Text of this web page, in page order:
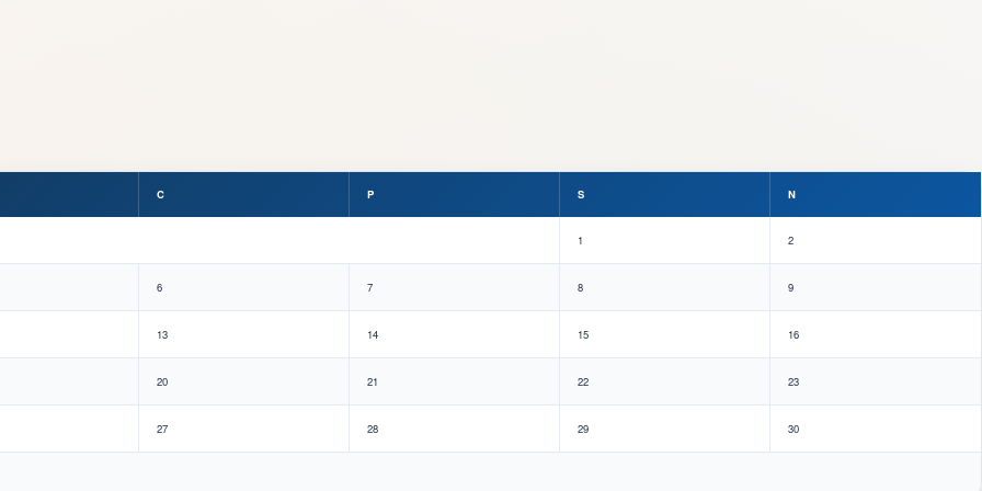
C P S N
1 2
6 7 8 9
13 14 15 16
20 21 22 23
27 28 29 30